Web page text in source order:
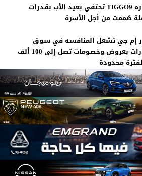
السياره TIGGO9 تحتفي بعيد الأب بقدرات
صُممت من أجل الأسرة
إم جي تشعل المنافسه في سوق
السيارات بعروض وخصومات تصل إلى 100 ألف
محدودة